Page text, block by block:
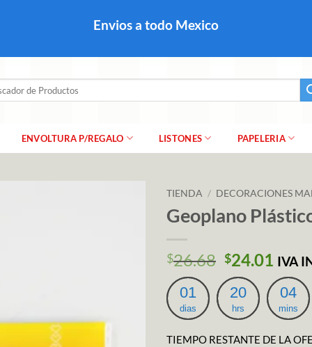
Envios a todo Mexico
ENVOLTURA P/REGALO LISTONES PAPELERIA
TIENDA / DECORACIONES
Geoplano
$26.68 El
precio
original
era:
$26.68.
$24.01 El
precio
es:
IVA
01
dias
20
hrs
04
mins
TIEMPO RESTANTE DE LA